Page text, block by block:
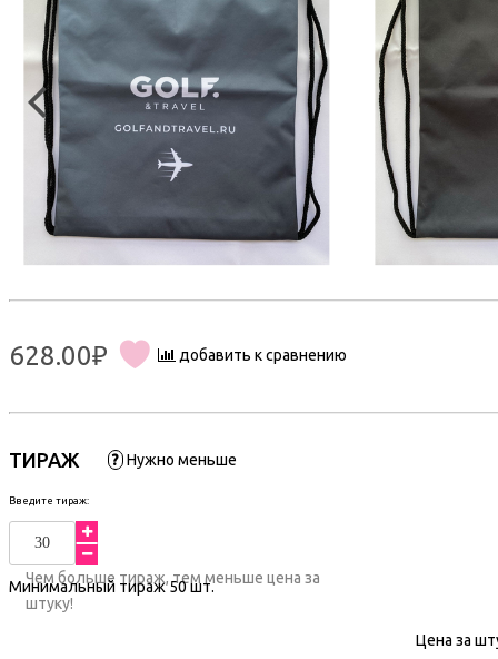
628.00₽ добавить к сравнению
ТИРАЖ ? Нужно меньше
Введите тираж:
Чем больше тираж, тем меньше цена за
штуку!
Минимальный тираж50шт.
Цена за